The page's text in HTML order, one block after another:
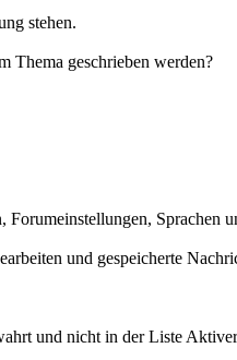
stehen.
Thema geschrieben werden?
Sprachen
und gespeicherte
und nicht in der Liste